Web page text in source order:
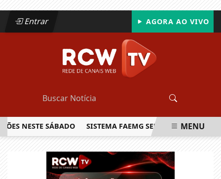
Entrar AGORA AO VIVO
SÁBADO SISTEMA FAEMG SENAR LANÇA OMENU